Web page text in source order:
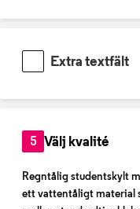
Extra textfält
5 Välj kvalité
Regntålig studentskylt
ett vattentåligt material